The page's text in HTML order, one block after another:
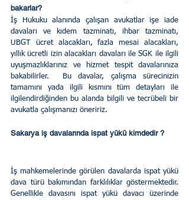
bakarlar?
İş Hukuku alanında çalışan avukatlar işe iade
davaları ve kıdem tazminatı, ihbar tazminatı,
UBGT ücret alacakları, fazla mesai alacakları,
yıllık ücretli izin alacakları davaları ile SGK ile ilgili
uyuşmazlıklarınız ve hizmet tespit davalarınıza
bakabilirler.  Bu davalar, çalışma sürecinizin
tamamını yada ilgili kısmını tüm detayları ile
ilgilendirdiğinden bu alanda bilgili ve tecrübeli bir
avukatla çalışmanızı öneririz.
Sakarya iş davalarında ispat yükü kimdedir ?
İş mahkemelerinde görülen davalarda ispat yükü
dava türü bakımından farklılıklar göstermektedir.
Genellikle davasını ispat yükü davacı üzerinde